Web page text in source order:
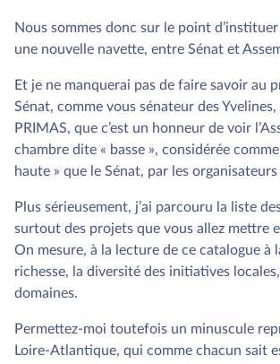
Nous sommes donc sur le point d’instituer
une nouvelle navette, entre Sénat et
Et je ne manquerai pas de faire savoir au
Sénat, comme vous sénateur des
PRIMAS, que c’est un honneur de voir
chambre dite « basse », considérée
haute » que le Sénat, par les
Plus sérieusement, j’ai parcouru la liste
surtout des projets que vous allez mettre
On mesure, à la lecture de ce catalogue à
richesse, la diversité des initiatives
domaines.
Permettez-moi toutefois un minuscule
Loire-Atlantique, qui comme chacun sait